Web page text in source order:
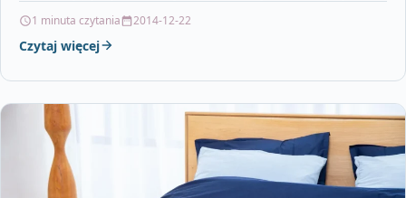
1 minuta czytania 2014-12-22
Czytaj więcej